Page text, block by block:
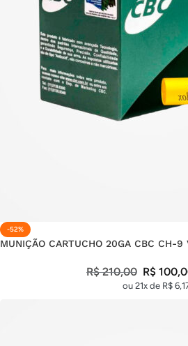
-52%
MUNIÇÃO CARTUCHO 20GA CBC CH-9
R$210,00 R$
ou 21x de R$